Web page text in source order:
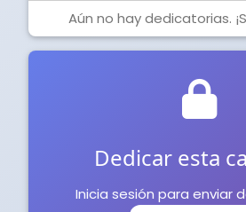
Aún no hay dedicatorias.
Dedicar esta
Inicia sesión para enviar